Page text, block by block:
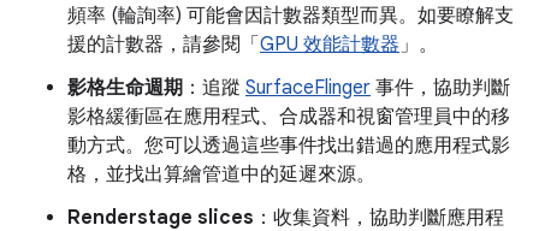
頻率 (輪詢率) 可能會因計數器類型而異。 如要瞭解支
援的計數器，請參閱「 GPU 效能計數器」。
影格生命週期 ：追蹤 SurfaceFlinger 事件，協助判斷
影格緩衝區在應用程式、合成器和視窗管理員中的移
動方式。您可以透過這些事件找出錯過的應用程式影
格，並找出算繪管道中的延遲來源。
Renderstage slices ：收集資料，協助判斷應用程